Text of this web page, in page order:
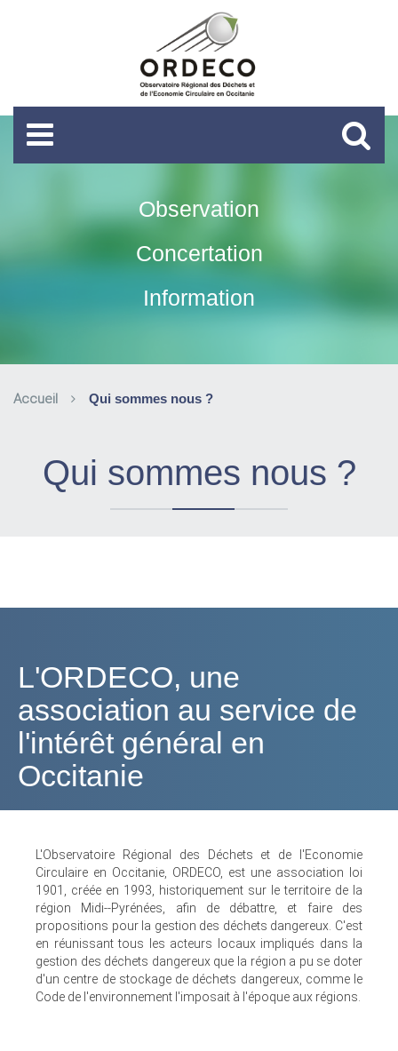
Observation
Concertation
Information
Accueil Qui sommes nous ?
Qui sommes nous ?
L'ORDECO, une
association au service de
l'intérêt général en
Occitanie
L'Observatoire Régional des Déchets et de l'Economie
Circulaire en Occitanie, ORDECO, est une association loi
1901, créée en 1993, historiquement sur le territoire de la
région Midi--Pyrénées, afin de débattre, et faire des
propositions pour la gestion des déchets dangereux. C'est
en réunissant tous les acteurs locaux impliqués dans la
gestion des déchets dangereux que la région a pu se doter
d'un centre de stockage de déchets dangereux, comme le
Code de l'environnement l'imposait à l'époque aux régions.